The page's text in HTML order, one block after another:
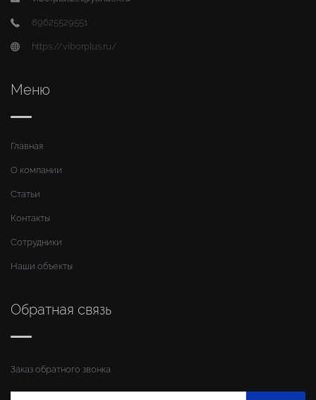
89625529551
https://viborplus.ru/
Меню
Главная
О компании
Статьи
Контакты
Сотрудники
Наши объекты
Обратная связь
Заказ обратного звонка